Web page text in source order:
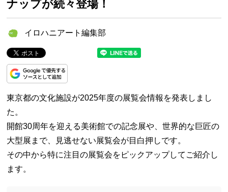
ナップが続々登場！
イロハニアート編集部
東京都の文化施設が2025年度の展覧会情報を発表しまし
た。
開館30周年を迎える美術館での記念展や、世界的な巨匠の
大型展まで、見逃せない展覧会が目白押しです。
その中から特に注目の展覧会をピックアップしてご紹介し
ます。